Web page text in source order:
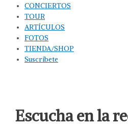
CONCIERTOS
TOUR
ARTÍCULOS
FOTOS
TIENDA/SHOP
Suscríbete
Escucha en la